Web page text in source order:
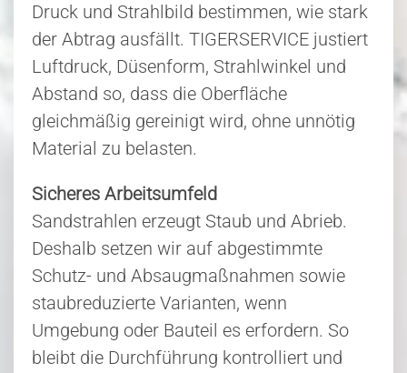
Druck und Strahlbild bestimmen, wie stark
der Abtrag ausfällt. TIGERSERVICE justiert
Luftdruck, Düsenform, Strahlwinkel und
Abstand so, dass die Oberfläche
gleichmäßig gereinigt wird, ohne unnötig
Material zu belasten.
Sicheres Arbeitsumfeld
Sandstrahlen erzeugt Staub und Abrieb.
Deshalb setzen wir auf abgestimmte
Schutz- und Absaugmaßnahmen sowie
staubreduzierte Varianten, wenn
Umgebung oder Bauteil es erfordern. So
bleibt die Durchführung kontrolliert und